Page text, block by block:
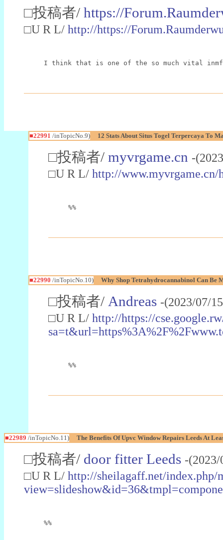
□投稿者/ https://
□U R L/ http://https://
I think that is one of the so much vital
■22991 /inTopicNo.9) 12 Stats About Situs Togel Terpercaya To
□投稿者/ myvrgame.cn -
□U R L/ http://www.myvrgame.cn/
%%
■22990 /inTopicNo.10) Why Shop Tetrahydrocannabinol Can Be
□投稿者/ Andreas -(2023/07/
□U R L/ http://https://
%%
■22989 /inTopicNo.11) The Benefits Of Upvc Window Repairs Leeds At
□投稿者/ door fitter Leeds -
□U R L/ http://sheilagaff.net/index.php/
%%